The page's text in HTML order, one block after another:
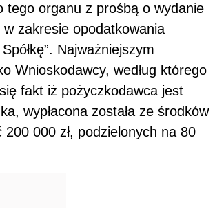
tego organu z prośbą o wydanie
zakresie opodatkowania
Najważniejszym
Wnioskodawcy, według którego
fakt iż pożyczkodawca jest
wypłacona została ze środków
000 zł, podzielonych na 80